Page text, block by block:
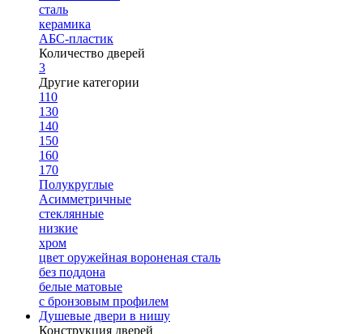
сталь
керамика
АБС-пластик
Количество дверей
3
Другие категории
110
130
140
150
160
170
Полукруглые
Асимметричные
стеклянные
низкие
хром
цвет оружейная вороненая сталь
без поддона
белые матовые
с бронзовым профилем
Душевые двери в нишу
Конструкция дверей